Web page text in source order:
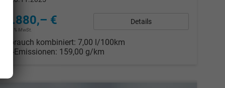
31.880,– €
incl. 19% MwSt.
Details
Verbrauch kombiniert: 7,00 l/100km
-Emissionen: 159,00 g/km